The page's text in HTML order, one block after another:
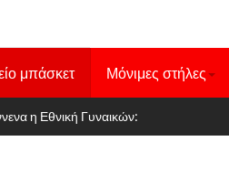
μπάσκετ Μόνιμες στήλες
Women Basketball League 1
η Εθνική Γυναικών: